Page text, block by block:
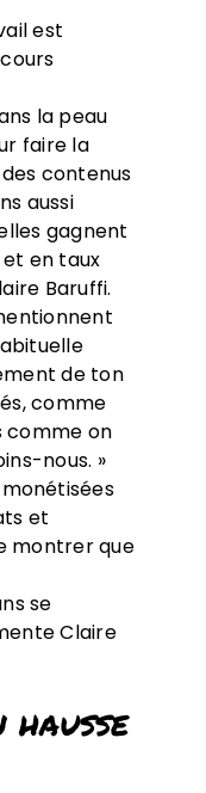
est
la peau
faire la
contenus
aussi
gagnent
en taux
Baruffi.
de ton
comme
comme on
nous. »
et
montrer que
se
Claire
hausse